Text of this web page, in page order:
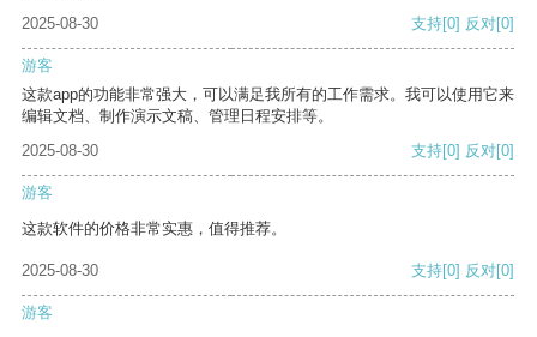
2025-08-30
支持[0] 反对[0]
游客
这款app的功能非常强大，可以满足我所有的工作需求。我可以使用它来
编辑文档、制作演示文稿、管理日程安排等。
2025-08-30
支持[0] 反对[0]
游客
这款软件的价格非常实惠，值得推荐。
2025-08-30 支持[0] 反对[0]
游客